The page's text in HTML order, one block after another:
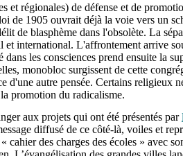
et régionales) de défense et de
de 1905 ouvrait déjà la voie vers un
de blasphème dans l'obsolète. La
et international. L'affrontement arrive
les consciences prend ensuite la
monobloc surgissent de cette
d'une autre pensée. Certains religieux
promotion du radicalisme.
aux projets qui ont été présentés par
diffusé de ce côté-là, voiles et
cahier des charges des écoles » avec